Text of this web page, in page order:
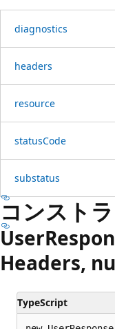
diagnostics
headers
resource
statusCode
substatus
コンスト
User
Headers,
TypeScript